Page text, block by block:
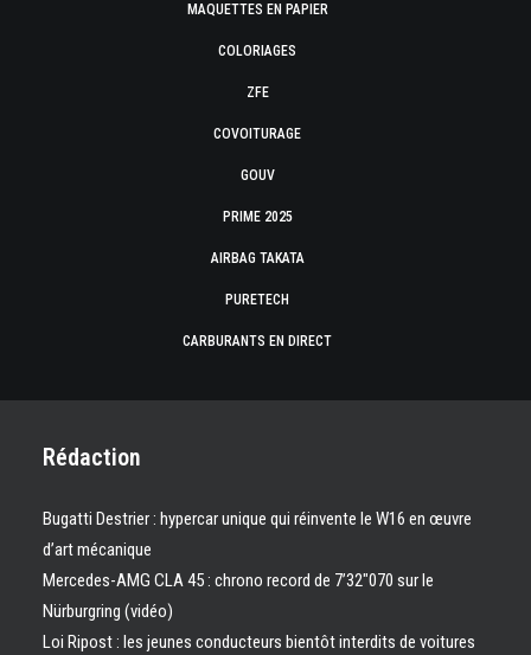
MAQUETTES EN PAPIER
COLORIAGES
ZFE
COVOITURAGE
GOUV
PRIME 2025
AIRBAG TAKATA
PURETECH
CARBURANTS EN DIRECT
Rédaction
Bugatti Destrier : hypercar unique qui réinvente le W16 en œuvre
d’art mécanique
Mercedes-AMG CLA 45 : chrono record de 7’32″070 sur le
Nürburgring (vidéo)
Loi Ripost : les jeunes conducteurs bientôt interdits de voitures